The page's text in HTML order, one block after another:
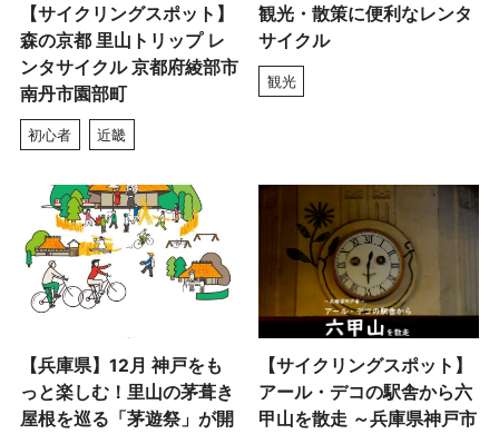
【サイクリングスポット】
森の京都 里山トリップ レ
ンタサイクル 京都府綾部市
南丹市園部町
初心者 近畿
観光・散策に便利なレンタ
サイクル
観光
【兵庫県】12月 神戸をも
っと楽しむ！里山の茅葺き
屋根を巡る「茅遊祭」が開
【サイクリングスポット】
アール・デコの駅舎から六
甲山を散走 ～兵庫県神戸市